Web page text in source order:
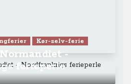
Kør-selv-ferie
-
ferieperle